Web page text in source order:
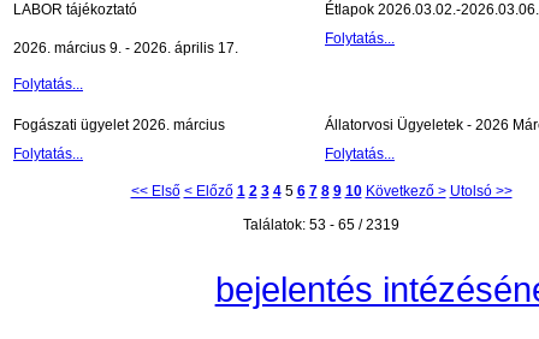
LABOR tájékoztató
2026. március 9. - 2026. április 17.
Folytatás...
Étlapok 2026.03.02.-2026.03.06.
Folytatás...
Fogászati ügyelet 2026. március
Folytatás...
Állatorvosi Ügyeletek - 2026
Folytatás...
<< Első < Előző 1 2 3 4 5 6 7 8 9 10 Következő > Utolsó >>
Találatok: 53 - 65 / 2319
bejelentés